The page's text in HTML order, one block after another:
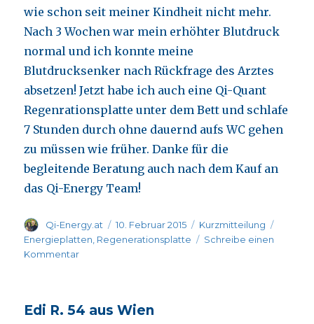
wie schon seit meiner Kindheit nicht mehr.
Nach 3 Wochen war mein erhöhter Blutdruck
normal und ich konnte meine
Blutdrucksenker nach Rückfrage des Arztes
absetzen! Jetzt habe ich auch eine Qi-Quant
Regenrationsplatte unter dem Bett und schlafe
7 Stunden durch ohne dauernd aufs WC gehen
zu müssen wie früher. Danke für die
begleitende Beratung auch nach dem Kauf an
das Qi-Energy Team!
Autor
Qi-Energy.at
Veröffentlicht
am
10. Februar 2015 Format
Kurzmitteilung
Energieplatten Regenerationsplatte
Schreibe einen
Kommentarzu
Wien
Edi R. 54 aus Wien